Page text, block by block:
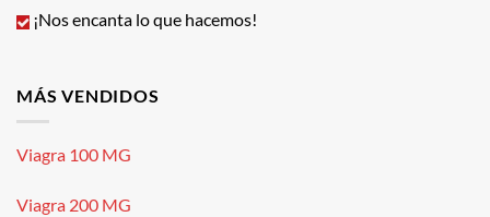
¡Nos encanta lo que hacemos!
MÁS VENDIDOS
Viagra 100 MG
Viagra 200 MG